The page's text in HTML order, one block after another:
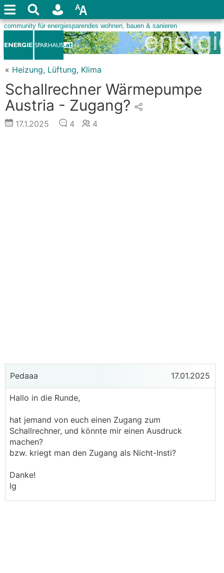
« Heizung, Lüftung, Klima
Schallrechner Wärmepumpe
Austria - Zugang?
17.1.2025 4 4
Pedaaa 17.01.2025
Hallo in die Runde,
hat jemand von euch einen Zugang zum
Schallrechner, und könnte mir einen Ausdruck
machen?
bzw. kriegt man den Zugang als Nicht-Insti?
Danke!
lg